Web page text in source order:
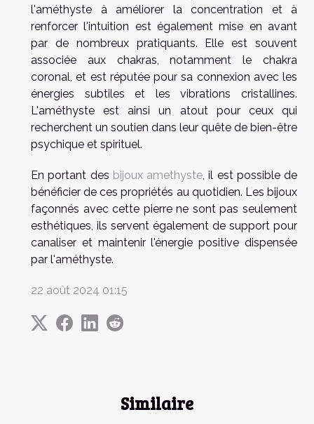
Similaire
l'améthyste à améliorer la concentration et à
renforcer l'intuition est également mise en avant
par de nombreux pratiquants. Elle est souvent
associée aux chakras, notamment le chakra
coronal, et est réputée pour sa connexion avec les
énergies subtiles et les vibrations cristallines.
L'améthyste est ainsi un atout pour ceux qui
recherchent un soutien dans leur quête de bien-être
psychique et spirituel.
En portant des bijoux amethyste , il est possible de
bénéficier de ces propriétés au quotidien. Les bijoux
façonnés avec cette pierre ne sont pas seulement
esthétiques, ils servent également de support pour
canaliser et maintenir l'énergie positive dispensée
par l'améthyste.
22 août 2024 01:15